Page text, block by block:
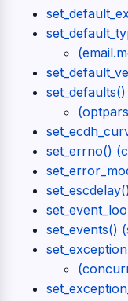
set_errno()
set_events()